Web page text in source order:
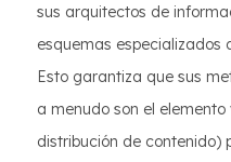
sus arquitectos de
esquemas especializados
Esto garantiza que sus
a menudo son el
distribución de contenido)